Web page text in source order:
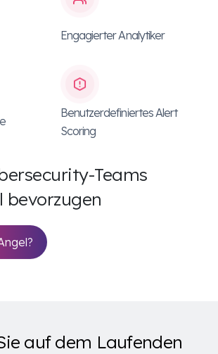
Engagierter Analytiker
Benutzerdefiniertes Alert
Scoring
Teams
bevorzugen
auf dem Laufenden